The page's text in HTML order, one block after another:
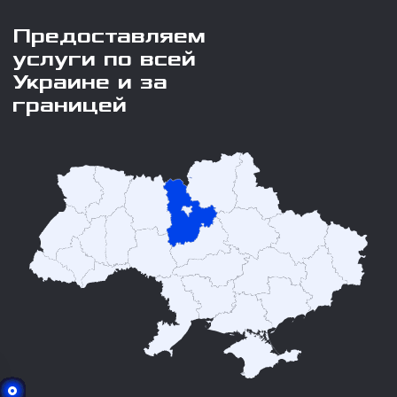
Предоставляем
услуги по всей
Украине и за
границей